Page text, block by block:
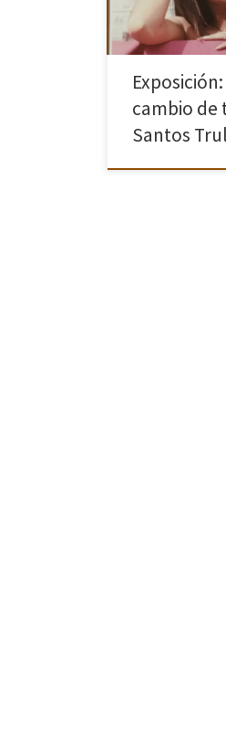
Santos Trullo
exposición está […]
cambio de
Santos